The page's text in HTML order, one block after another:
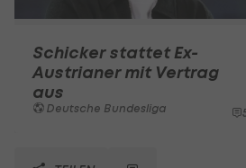
Schicker stattet Ex-
Austrianer mit Vertrag
aus
Deutsche Bundesliga